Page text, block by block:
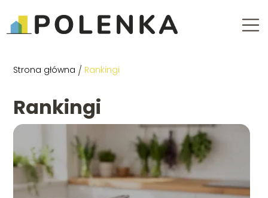
Strona główna / Rankingi
Rankingi